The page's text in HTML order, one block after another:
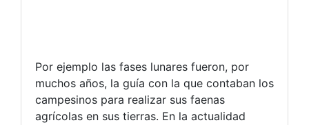
Por ejemplo las fases lunares fueron, por
muchos años, la guía con la que contaban los
campesinos para realizar sus faenas
agrícolas en sus tierras. En la actualidad